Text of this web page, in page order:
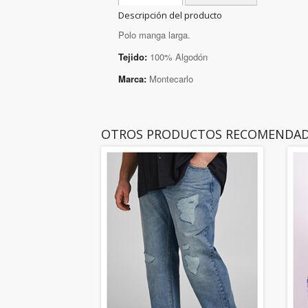
Descripción del producto
Polo manga larga.
Tejido: 100% Algodón
Marca: Montecarlo
OTROS PRODUCTOS